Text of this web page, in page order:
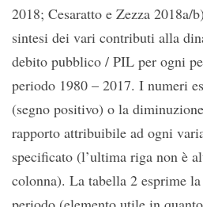
2018; Cesaratto e Zezza
sintesi dei vari contributi alla
debito pubblico / PIL per ogni
periodo 1980 – 2017. I numeri
(segno positivo) o la
rapporto attribuibile ad ogni
specificato (l’ultima riga non è
colonna). La tabella 2 esprime